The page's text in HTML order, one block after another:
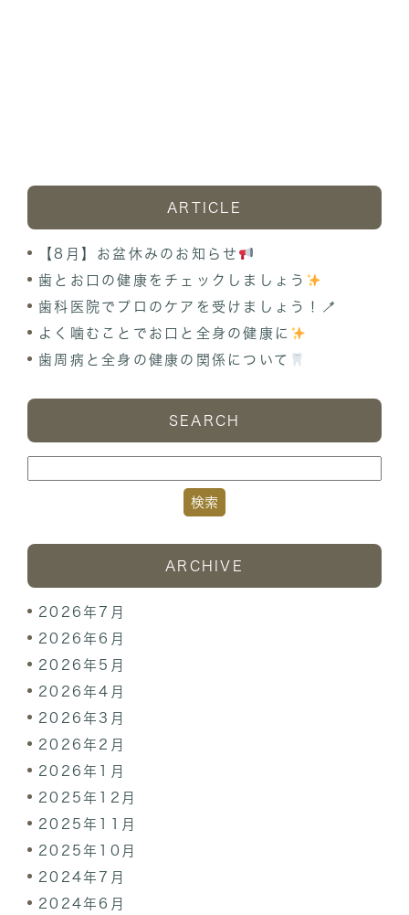
ARTICLE
【8月】お盆休みのお知らせ
歯とお口の健康をチェックしましょう
歯科医院でプロのケアを受けましょう！🪥
よく噛むことでお口と全身の健康に
歯周病と全身の健康の関係について
SEARCH
ARCHIVE
2026年7月
2026年6月
2026年5月
2026年4月
2026年3月
2026年2月
2026年1月
2025年12月
2025年11月
2025年10月
2024年7月
2024年6月